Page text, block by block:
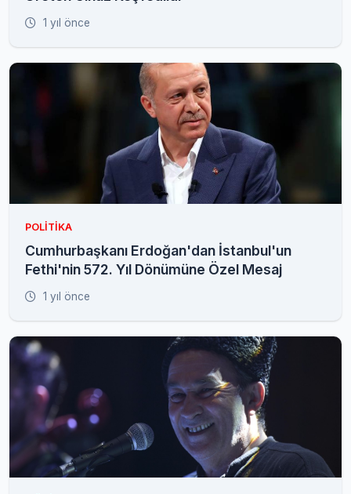
1 yıl önce
POLITIKA
Cumhurbaşkanı Erdoğan'dan İstanbul'un
Fethi'nin 572. Yıl Dönümüne Özel Mesaj
1 yıl önce